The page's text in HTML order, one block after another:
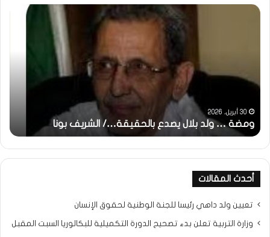
ومضة
بالحقيقة…/
الشريف
30 أبريل، 2026
ومضة … ولد بلال يصدع بالحقيقة…/ الشريف بونا
أحدث المقالات
تعيين ولد داهي رئيسا للجنة الوطنية لحقوق الإنسان
وزارة التربية تعلن بدء تصحيح الدورة التكميلية للبكالوريا السبت المقبل